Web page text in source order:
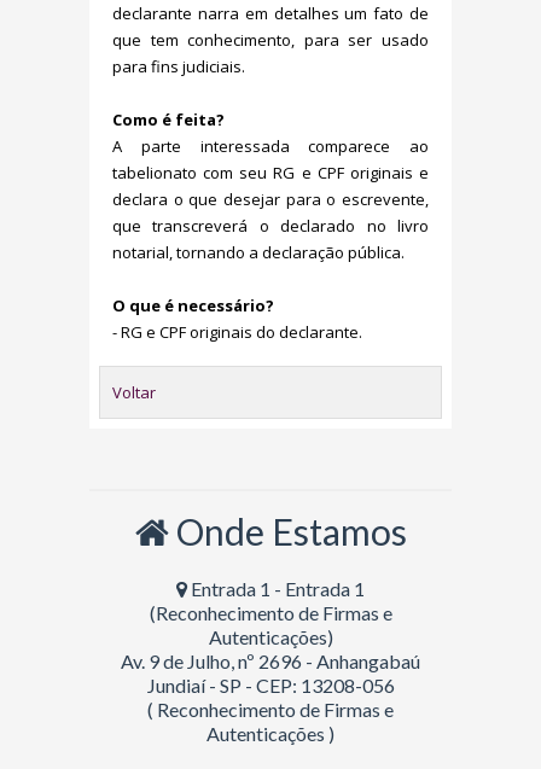
declarante narra em detalhes um fato de
que tem conhecimento, para ser usado
para fins judiciais.
Como é feita?
A parte interessada comparece ao
tabelionato com seu RG e CPF originais e
declara o que desejar para o escrevente,
que transcreverá o declarado no livro
notarial, tornando a declaração pública.
O que é necessário?
- RG e CPF originais do declarante.
Voltar
Onde Estamos
Entrada 1 - Entrada 1
(Reconhecimento de Firmas e
Autenticações)
Av. 9 de Julho, nº 2696 - Anhangabaú
Jundiaí - SP - CEP: 13208-056
( Reconhecimento de Firmas e
Autenticações )